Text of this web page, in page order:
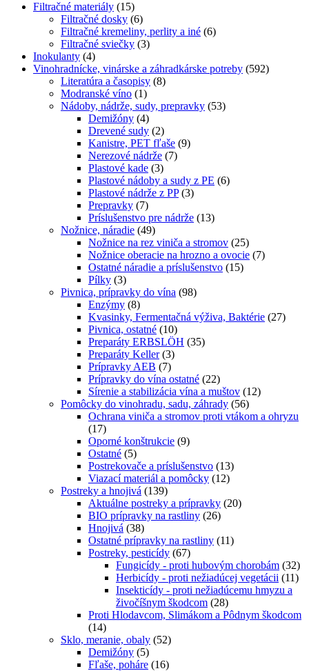
Filtračné materiály (15)
Filtračné dosky (6)
Filtračné kremeliny, perlity a iné (6)
Filtračné sviečky (3)
Inokulanty (4)
Vinohradnícke, vinárske a záhradkárske potreby (592)
Literatúra a časopisy (8)
Modranské víno (1)
Nádoby, nádrže, sudy, prepravky (53)
Demižóny (4)
Drevené sudy (2)
Kanistre, PET fľaše (9)
Nerezové nádrže (7)
Plastové kade (3)
Plastové nádoby a sudy z PE (6)
Plastové nádrže z PP (3)
Prepravky (7)
Príslušenstvo pre nádrže (13)
Nožnice, náradie (49)
Nožnice na rez viniča a stromov (25)
Nožnice oberacie na hrozno a ovocie (7)
Ostatné náradie a príslušenstvo (15)
Pílky (3)
Pivnica, prípravky do vína (98)
Enzýmy (8)
Kvasinky, Fermentačná výživa, Baktérie (27)
Pivnica, ostatné (10)
Preparáty ERBSLÖH (35)
Preparáty Keller (3)
Prípravky AEB (7)
Prípravky do vína ostatné (22)
Sírenie a stabilizácia vína a muštov (12)
Pomôcky do vinohradu, sadu, záhrady (56)
Ochrana viniča a stromov proti vtákom a ohryzu
(17)
Oporné konštrukcie (9)
Ostatné (5)
Postrekovače a príslušenstvo (13)
Viazací materiál a pomôcky (12)
Postreky a hnojivá (139)
Aktuálne postreky a prípravky (20)
BIO prípravky na rastliny (26)
Hnojivá (38)
Ostatné prípravky na rastliny (11)
Postreky, pesticídy (67)
Fungicídy - proti hubovým chorobám (32)
Herbicídy - proti nežiadúcej vegetácii (11)
Insekticídy - proti nežiadúcemu hmyzu a
živočíšnym škodcom (28)
Proti Hlodavcom, Slimákom a Pôdnym škodcom
(14)
Sklo, meranie, obaly (52)
Demižóny (5)
Fľaše, poháre (16)